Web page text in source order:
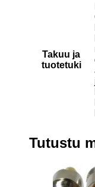
Takuu ja
tuotetuki
Tutustu